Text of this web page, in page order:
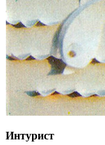
Интурист